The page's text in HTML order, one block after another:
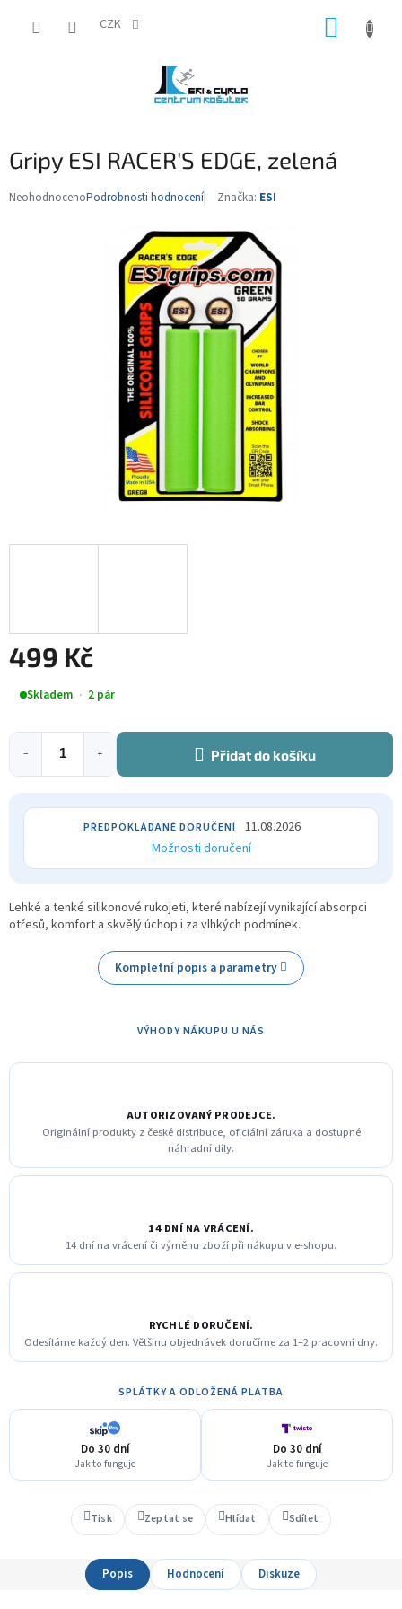
CZK
Gripy ESI RACER'S EDGE, zelená
Průměrné
NeohodnocenoPodrobnosti hodnocení Značka: ESI
499 Kč
Měrná
cena:
Skladem 2 pár
+
− Přidat do košíku
11.08.2026
Možnosti doručení
Lehké a tenké silikonové rukojeti, které nabízejí vynikající absorpci
otřesů, komfort a skvělý úchop i za vlhkých podmínek.
Kompletní popis a parametry
VÝHODY NÁKUPU U NÁS
AUTORIZOVANÝ PRODEJCE.
Originální produkty z české distribuce, oficiální záruka a dostupné
náhradní díly.
14 DNÍ NA VRÁCENÍ.
14 dní na vrácení či výměnu zboží při nákupu v e-shopu.
RYCHLÉ DORUČENÍ.
Odesíláme každý den. Většinu objednávek doručíme za 1–2 pracovní dny.
SPLÁTKY A ODLOŽENÁ PLATBA
Do 30 dní
Jak to funguje
Do 30 dní
Jak to funguje
Tisk Zeptat se Hlídat Sdílet
Popis Hodnocení Diskuze